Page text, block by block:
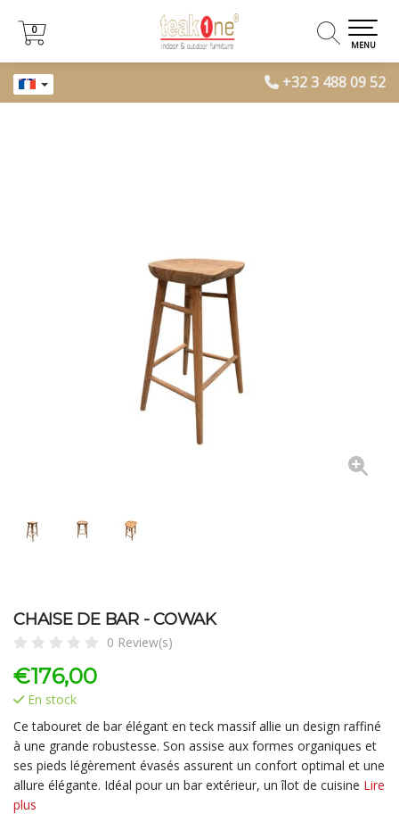
+32 3 488 09 52
0
0
MENU
CHAISE DE BAR - COWAK
0 Review(s)
€176,00
En stock
Ce tabouret de bar élégant en teck massif allie un design raffiné
à une grande robustesse. Son assise aux formes organiques et
ses pieds légèrement évasés assurent un confort optimal et une
allure élégante. Idéal pour un bar extérieur, un îlot de cuisine Lire
plus